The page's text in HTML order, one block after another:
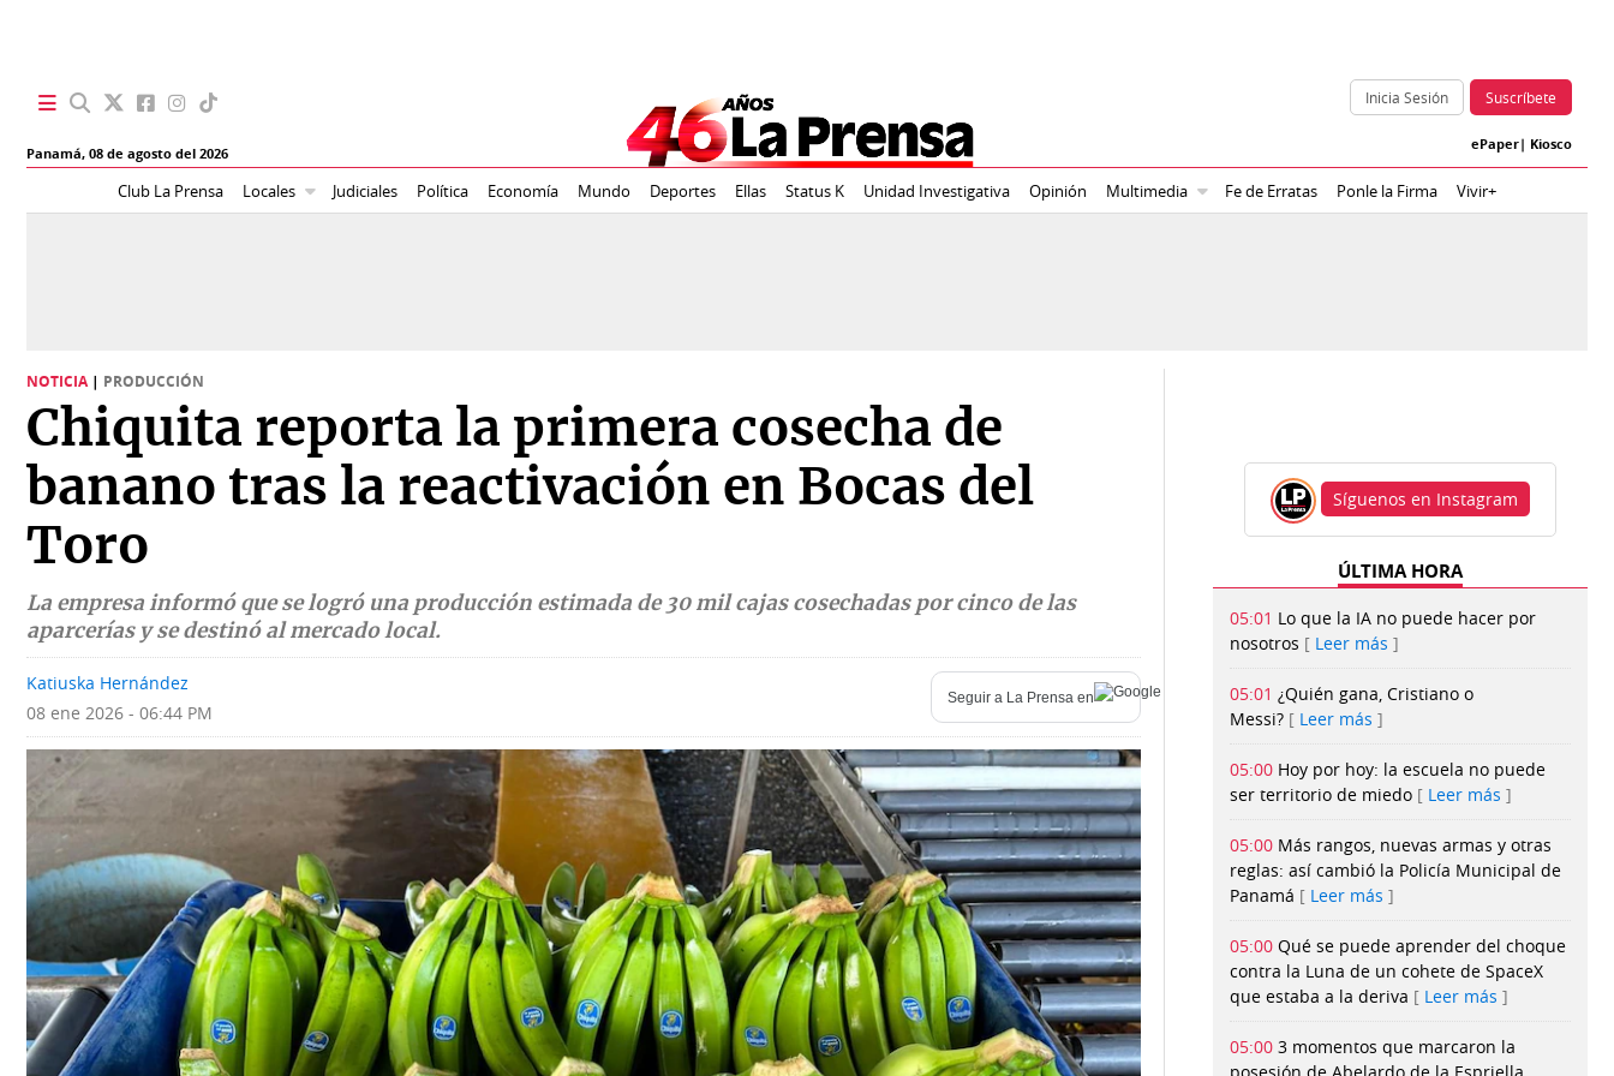
Panamá,08 de agosto del 2026
Inicia Sesión Suscríbete
ePaper| Kiosco
Club La Prensa Locales Judiciales Política Economía Mundo Deportes Ellas Status K Unidad Investigativa Opinión Multimedia Fe de Erratas Ponle la Firma Vivir+
Política
Economía
Mundo
Deportes
Tecnología
Ponle
la
Firma
BBC
Vivir+
Opinión
Fotografías
Videos
Fe
de
erratas
Historias
SERVICIOS
E-
Paper
Buscador
Comunicados
Contenido
de
marcas
RSS
NOTICIA | PRODUCCIÓN
Chiquita reporta la primera cosecha de
banano tras la reactivación en Bocas del
Toro
La empresa informó que se logró una producción estimada de 30 mil cajas cosechadas por cinco de las
aparcerías y se destinó al mercado local.
Katiuska Hernández
08 ene 2026 - 06:44 PM
Seguir a La Prensa en
Síguenos en Instagram
ÚLTIMA HORA
05:01 Lo que la IA no puede hacer por
nosotros
Leer más
05:01 ¿Quién gana, Cristiano o
Messi?
Leer más
05:00 Hoy por hoy: la escuela no puede
ser territorio de miedo
Leer más
05:00 Más rangos, nuevas armas y otras
reglas: así cambió la Policía Municipal de
Panamá
Leer más
05:00 Qué se puede aprender del choque
contra la Luna de un cohete de SpaceX
que estaba a la deriva
Leer más
05:00 3 momentos que marcaron la